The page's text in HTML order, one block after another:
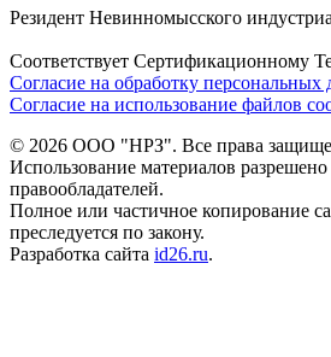
Резидент Невинномысского
Соответствует Сертификационному
Согласие на обработку персональных
Согласие на использование файлов
© 2026 ООО "НРЗ". Все права
Использование материалов разрешено
правообладателей.
Полное или частичное копирование
преследуется по закону.
Разработка сайта id26.ru.